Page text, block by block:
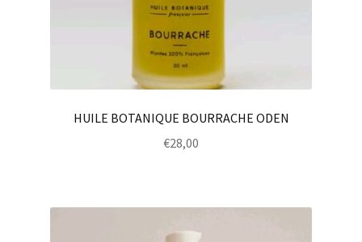
HUILE BOTANIQUE BOURRACHE ODEN
€28,00